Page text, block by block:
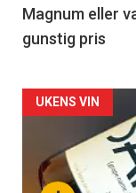
3
Magnum eller
gunstig pris
Forsiden
akkurat
nå
UKENS VIN